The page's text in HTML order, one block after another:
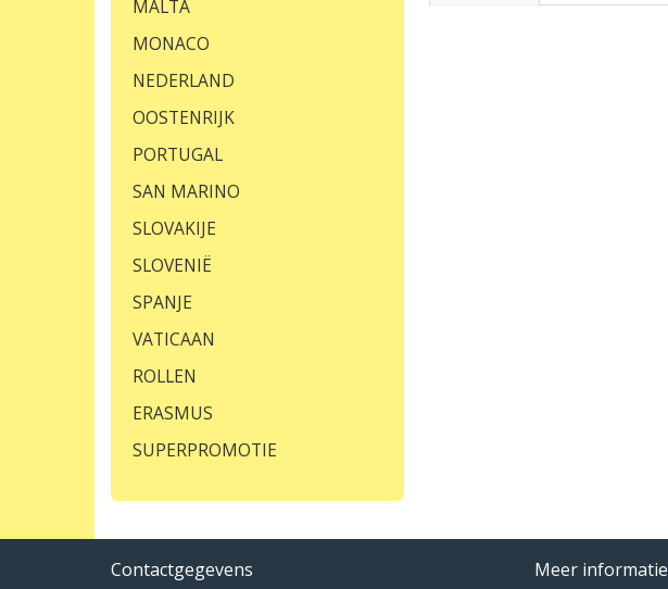
MALTA
MONACO
NEDERLAND
OOSTENRIJK
PORTUGAL
SAN MARINO
SLOVAKIJE
SLOVENIË
SPANJE
VATICAAN
ROLLEN
ERASMUS
SUPERPROMOTIE
Contactgegevens Meer informatie